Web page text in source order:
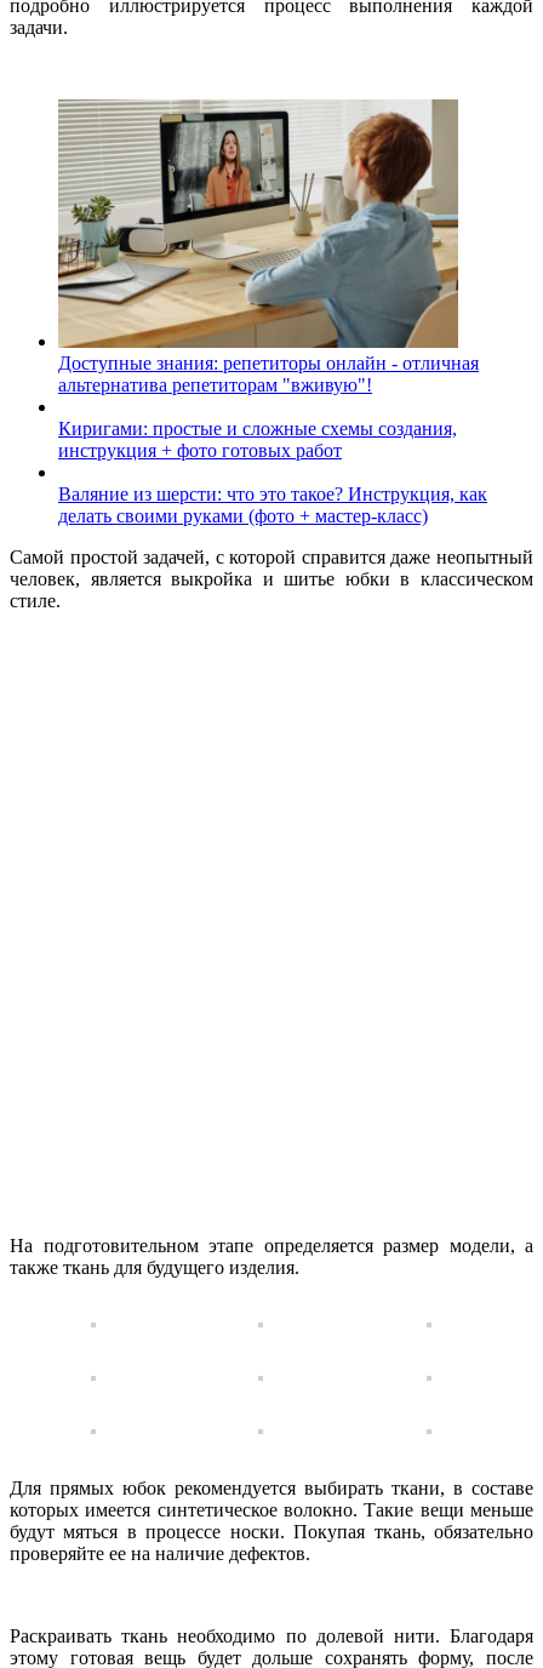
подробно иллюстрируется процесс выполнения каждой
задачи.
Доступные знания: репетиторы онлайн - отличная
альтернатива репетиторам "вживую"!
Киригами: простые и сложные схемы создания,
инструкция + фото готовых работ
Валяние из шерсти: что это такое? Инструкция, как
делать своими руками (фото + мастер-класс)
Самой простой задачей, с которой справится даже неопытный
человек, является выкройка и шитье юбки в классическом
стиле.
На подготовительном этапе определяется размер модели, а
также ткань для будущего изделия.
Для прямых юбок рекомендуется выбирать ткани, в составе
которых имеется синтетическое волокно. Такие вещи меньше
будут мяться в процессе носки. Покупая ткань, обязательно
проверяйте ее на наличие дефектов.
Раскраивать ткань необходимо по долевой нити. Благодаря
этому готовая вещь будет дольше сохранять форму, после